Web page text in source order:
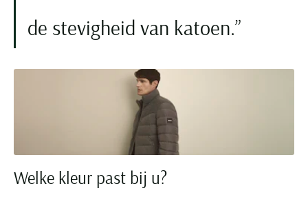
de stevigheid van katoen.
Welke kleur past bij u?